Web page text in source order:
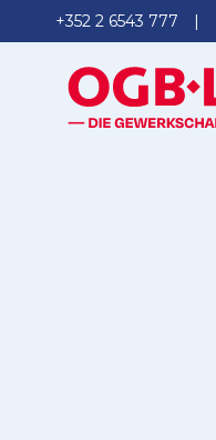
+352 2 6543 777